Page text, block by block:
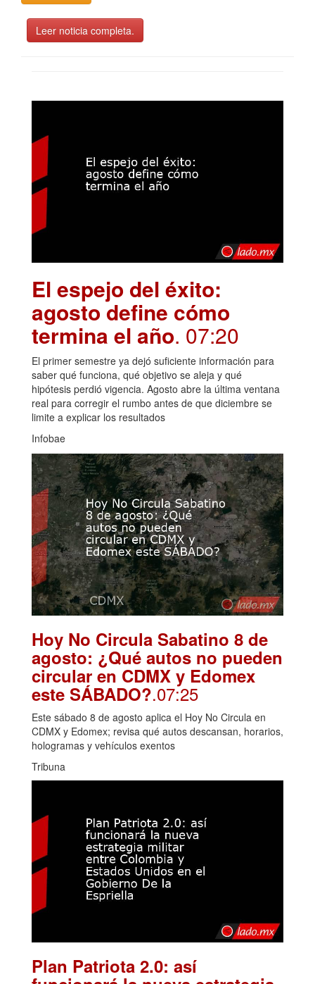
Leer noticia completa.
El espejo del éxito:
agosto define cómo
termina el año. 07:20
El primer semestre ya dejó suficiente información para
saber qué funciona, qué objetivo se aleja y qué
hipótesis perdió vigencia. Agosto abre la última ventana
real para corregir el rumbo antes de que diciembre se
limite a explicar los resultados
Infobae
Hoy No Circula Sabatino 8 de
agosto: ¿Qué autos no pueden
circular en CDMX y Edomex
este SÁBADO?.07:25
Este sábado 8 de agosto aplica el Hoy No Circula en
CDMX y Edomex; revisa qué autos descansan, horarios,
hologramas y vehículos exentos
Tribuna
Plan Patriota 2.0: así